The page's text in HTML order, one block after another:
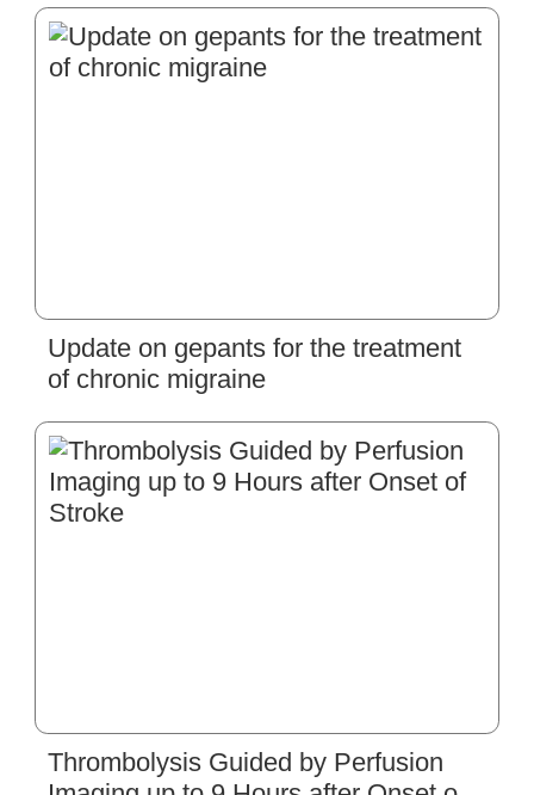
Update on gepants for the treatment
of chronic migraine
Thrombolysis Guided by Perfusion